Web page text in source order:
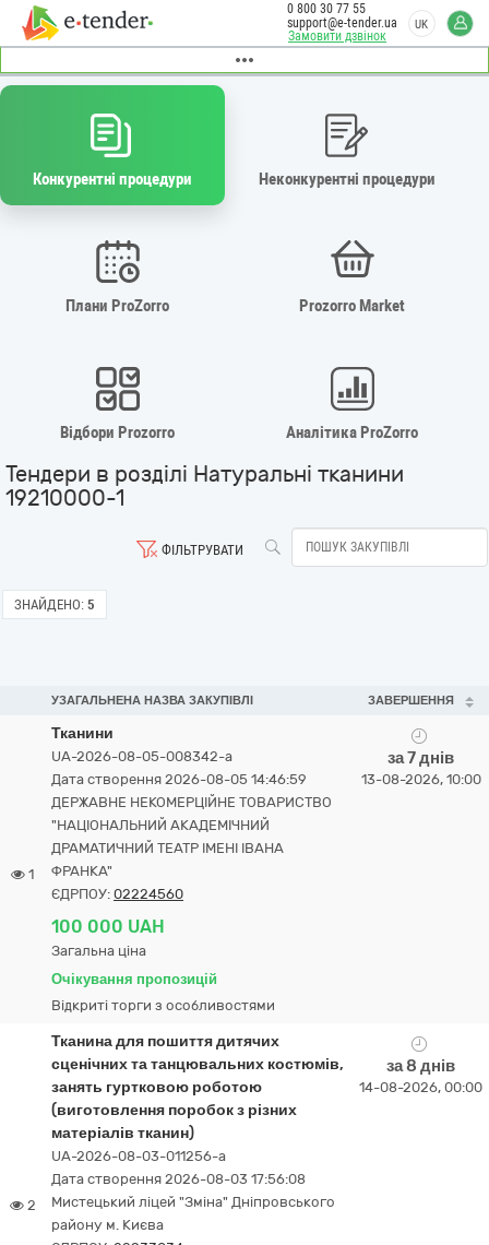
Замовити дзвінок
0 800 30 77 55
support@e-tender.ua
UK
Конкурентні процедури Неконкурентні процедури
Плани ProZorro Prozorro Market
Відбори Prozorro Аналітика ProZorro
Тендери в розділі Натуральні тканини
19210000-1
ФІЛЬТРУВАТИ
ЗНАЙДЕНО: 5
УЗАГАЛЬНЕНА НАЗВА ЗАКУПІВЛІ ЗАВЕРШЕННЯ
1
Тканини
UA-2026-08-05-008342-a
Дата створення 2026-08-05 14:46:59
ДЕРЖАВНЕ НЕКОМЕРЦІЙНЕ ТОВАРИСТВО
"НАЦІОНАЛЬНИЙ АКАДЕМІЧНИЙ
ДРАМАТИЧНИЙ ТЕАТР ІМЕНІ ІВАНА
ФРАНКА"
ЄДРПОУ: 02224560
100 000 UAH
Загальна ціна
Очікування пропозицій
Відкриті торги з особливостями
за 7 днів
13-08-2026, 10:00
2
Тканина для пошиття дитячих
сценічних та танцювальних костюмів,
занять гуртковою роботою
(виготовлення поробок з різних
матеріалів тканин)
UA-2026-08-03-011256-a
Дата створення 2026-08-03 17:56:08
Мистецький ліцей "Зміна" Дніпровського
району м. Києва
за 8 днів
14-08-2026, 00:00